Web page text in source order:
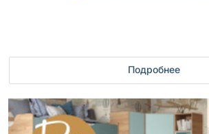
Подробнее